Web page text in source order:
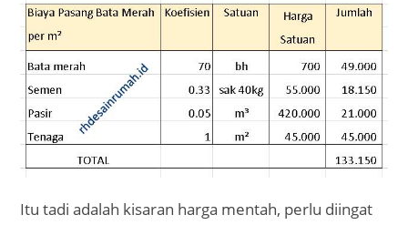
Itu tadi adalah kisaran harga mentah, perlu diingat